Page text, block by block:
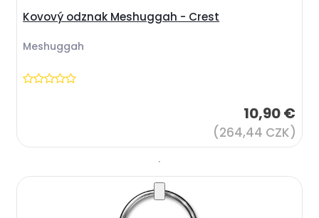
Kovový odznak Meshuggah - Crest
Meshuggah
10,90 €
(264,44 CZK)